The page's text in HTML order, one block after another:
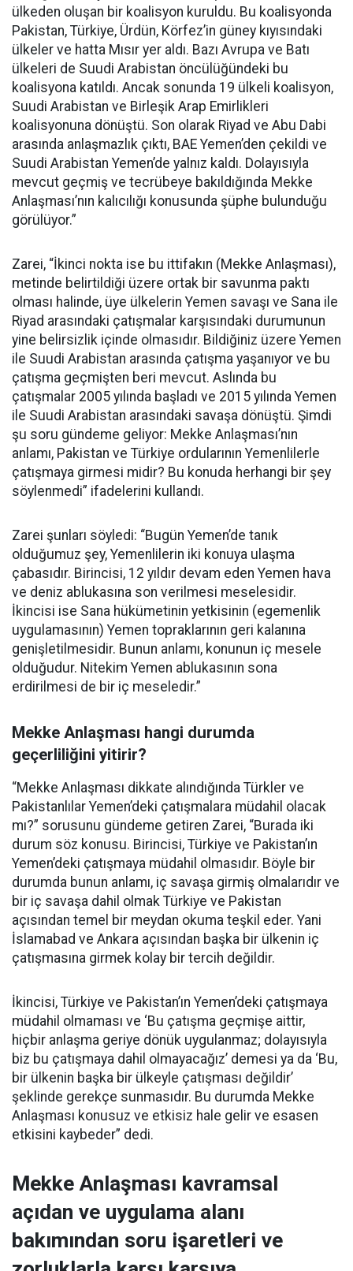
ülkeden oluşan bir koalisyon kuruldu. Bu koalisyonda
Pakistan, Türkiye, Ürdün, Körfez’in güney kıyısındaki
ülkeler ve hatta Mısır yer aldı. Bazı Avrupa ve Batı
ülkeleri de Suudi Arabistan öncülüğündeki bu
koalisyona katıldı. Ancak sonunda 19 ülkeli koalisyon,
Suudi Arabistan ve Birleşik Arap Emirlikleri
koalisyonuna dönüştü. Son olarak Riyad ve Abu Dabi
arasında anlaşmazlık çıktı, BAE Yemen’den çekildi ve
Suudi Arabistan Yemen’de yalnız kaldı. Dolayısıyla
mevcut geçmiş ve tecrübeye bakıldığında Mekke
Anlaşması’nın kalıcılığı konusunda şüphe bulunduğu
görülüyor.”
Zarei, “İkinci nokta ise bu ittifakın (Mekke Anlaşması),
metinde belirtildiği üzere ortak bir savunma paktı
olması halinde, üye ülkelerin Yemen savaşı ve Sana ile
Riyad arasındaki çatışmalar karşısındaki durumunun
yine belirsizlik içinde olmasıdır. Bildiğiniz üzere Yemen
ile Suudi Arabistan arasında çatışma yaşanıyor ve bu
çatışma geçmişten beri mevcut. Aslında bu
çatışmalar 2005 yılında başladı ve 2015 yılında Yemen
ile Suudi Arabistan arasındaki savaşa dönüştü. Şimdi
şu soru gündeme geliyor: Mekke Anlaşması’nın
anlamı, Pakistan ve Türkiye ordularının Yemenlilerle
çatışmaya girmesi midir? Bu konuda herhangi bir şey
söylenmedi” ifadelerini kullandı.
Zarei şunları söyledi: “Bugün Yemen’de tanık
olduğumuz şey, Yemenlilerin iki konuya ulaşma
çabasıdır. Birincisi, 12 yıldır devam eden Yemen hava
ve deniz ablukasına son verilmesi meselesidir.
İkincisi ise Sana hükümetinin yetkisinin (egemenlik
uygulamasının) Yemen topraklarının geri kalanına
genişletilmesidir. Bunun anlamı, konunun iç mesele
olduğudur. Nitekim Yemen ablukasının sona
erdirilmesi de bir iç meseledir.”
Mekke Anlaşması hangi durumda
geçerliliğini yitirir?
“Mekke Anlaşması dikkate alındığında Türkler ve
Pakistanlılar Yemen’deki çatışmalara müdahil olacak
mı?” sorusunu gündeme getiren Zarei, “Burada iki
durum söz konusu. Birincisi, Türkiye ve Pakistan’ın
Yemen’deki çatışmaya müdahil olmasıdır. Böyle bir
durumda bunun anlamı, iç savaşa girmiş olmalarıdır ve
bir iç savaşa dahil olmak Türkiye ve Pakistan
açısından temel bir meydan okuma teşkil eder. Yani
İslamabad ve Ankara açısından başka bir ülkenin iç
çatışmasına girmek kolay bir tercih değildir.
İkincisi, Türkiye ve Pakistan’ın Yemen’deki çatışmaya
müdahil olmaması ve ‘Bu çatışma geçmişe aittir,
hiçbir anlaşma geriye dönük uygulanmaz; dolayısıyla
biz bu çatışmaya dahil olmayacağız’ demesi ya da ‘Bu,
bir ülkenin başka bir ülkeyle çatışması değildir’
şeklinde gerekçe sunmasıdır. Bu durumda Mekke
Anlaşması konusuz ve etkisiz hale gelir ve esasen
etkisini kaybeder” dedi.
Mekke Anlaşması kavramsal
açıdan ve uygulama alanı
bakımından soru işaretleri ve